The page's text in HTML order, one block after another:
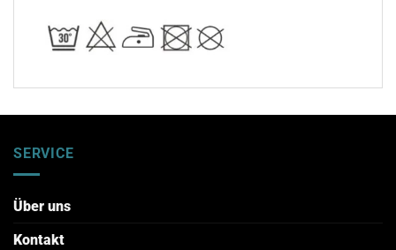
SERVICE
Über uns
Kontakt